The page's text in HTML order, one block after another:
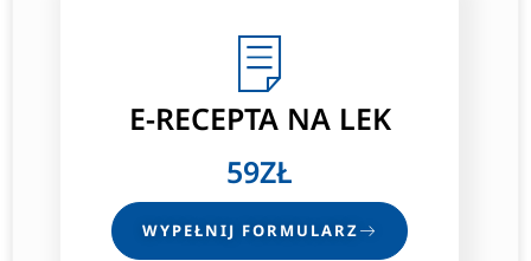
E-RECEPTANA LEK
59ZŁ
WYPEŁNIJ FORMULARZ